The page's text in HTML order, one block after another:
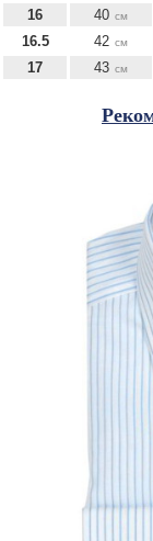
16 40 см
16.5 42 см
17 43 см